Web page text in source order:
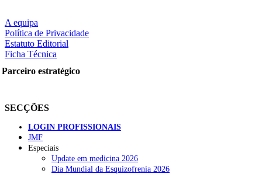
assegurados pelas equipas de profissionais de saúde da ULSM”.
SO/LUSA
Partilhe nas redes sociais:
NOTÍCIAS RECENTES
A equipa
Política de Privacidade
Estatuto Editorial
Ficha Técnica
Parceiro estratégico
SECÇÕES
LOGIN PROFISSIONAIS
JMF
Especiais
Update em medicina 2026
Dia Mundial da Esquizofrenia 2026